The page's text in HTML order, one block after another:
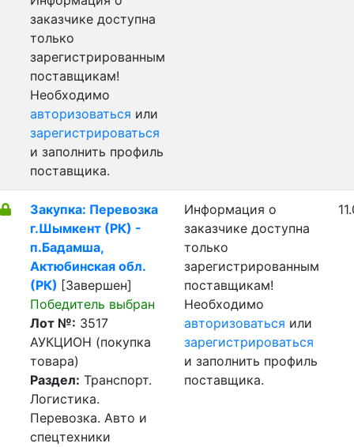
заказчике доступна
только
зарегистрированным
поставщикам!
Необходимо
авторизоваться или
зарегистрироваться
и заполнить профиль
поставщика.
Закупка: Перевозка
г.Шымкент (РК) -
п.Бадамша,
Актюбинская обл.
(РК) [Завершен]
Победитель выбран
Лот №: 3517
АУКЦИОН (покупка
товара)
Раздел: Транспорт.
Логистика.
Перевозка. Авто и
спецтехники
Информация о
заказчике доступна
только
зарегистрированным
поставщикам!
Необходимо
авторизоваться или
зарегистрироваться
и заполнить профиль
поставщика.